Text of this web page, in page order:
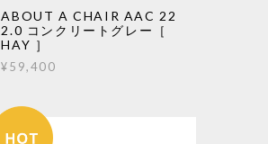
ABOUT A CHAIR AAC 22
2.0 コンクリートグレー［
HAY ］
¥59,400